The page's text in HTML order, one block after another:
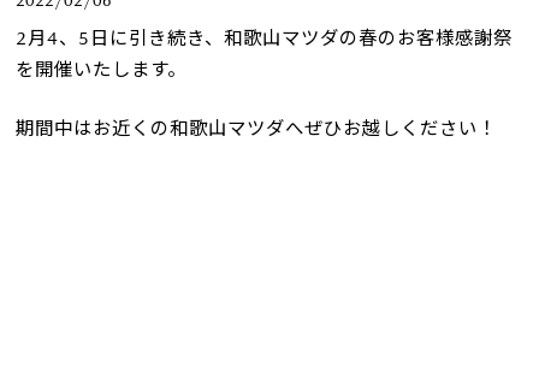
2月4、5日に引き続き、和歌山マツダの春のお客様感謝祭
を開催いたします。
期間中はお近くの和歌山マツダへぜひお越しください！